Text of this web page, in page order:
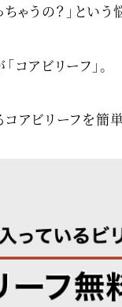
ちゃうの？」とい
コアビリーフ」。
アビリーフを簡